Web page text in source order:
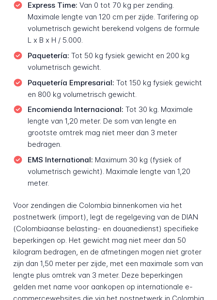
Express Time: Van 0 tot 70 kg per zending.
Maximale lengte van 120 cm per zijde. Tarifering op
volumetrisch gewicht berekend volgens de formule
L x B x H / 5.000.
Paquetería: Tot 50 kg fysiek gewicht en 200 kg
volumetrisch gewicht.
Paquetería Empresarial: Tot 150 kg fysiek gewicht
en 800 kg volumetrisch gewicht.
Encomienda Internacional: Tot 30 kg. Maximale
lengte van 1,20 meter. De som van lengte en
grootste omtrek mag niet meer dan 3 meter
bedragen.
EMS International: Maximum 30 kg (fysiek of
volumetrisch gewicht). Maximale lengte van 1,20
meter.
Voor zendingen die Colombia binnenkomen via het
postnetwerk (import), legt de regelgeving van de DIAN
(Colombiaanse belasting- en douanedienst) specifieke
beperkingen op. Het gewicht mag niet meer dan 50
kilogram bedragen, en de afmetingen mogen niet groter
zijn dan 1,50 meter per zijde, met een maximale som van
lengte plus omtrek van 3 meter. Deze beperkingen
gelden met name voor aankopen op internationale e-